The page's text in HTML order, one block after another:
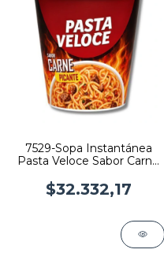
7529-Sopa Instantánea
Pasta Veloce Sabor Carne
$32.332,17